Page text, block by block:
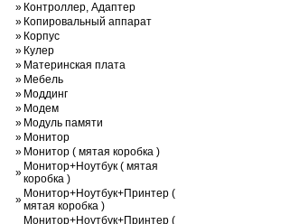
» Контроллер, Адаптер
» Копировальный аппарат
» Корпус
» Кулер
» Материнская плата
» Мебель
» Моддинг
» Модем
» Модуль памяти
» Монитор
» Монитор ( мятая коробка )
» Монитор+Ноутбук ( мятая
коробка )
» Монитор+Ноутбук+Принтер (
мятая коробка )
Монитор+Ноутбук+Принтер (